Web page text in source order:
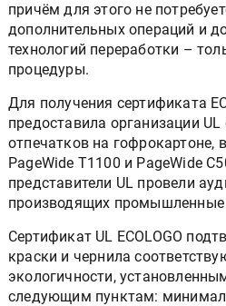
причём для этого не
дополнительных операций и
технологий переработки –
процедуры.
Для получения сертификата
предоставила организации
отпечатков на
PageWide T1100 и PageWide
представители UL провели
производящих промышленные
Сертификат UL ECOLOGO
краски и чернила
экологичности,
следующим пунктам: